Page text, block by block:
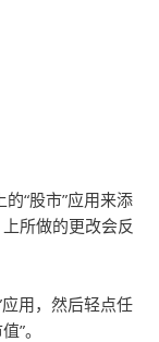
“股市”应用来添
所做的更改会反
用，然后轻点任
”。